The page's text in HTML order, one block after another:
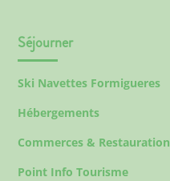
Séjourner
Ski Navettes Formigueres
Hébergements
Commerces & Restauration
Point Info Tourisme